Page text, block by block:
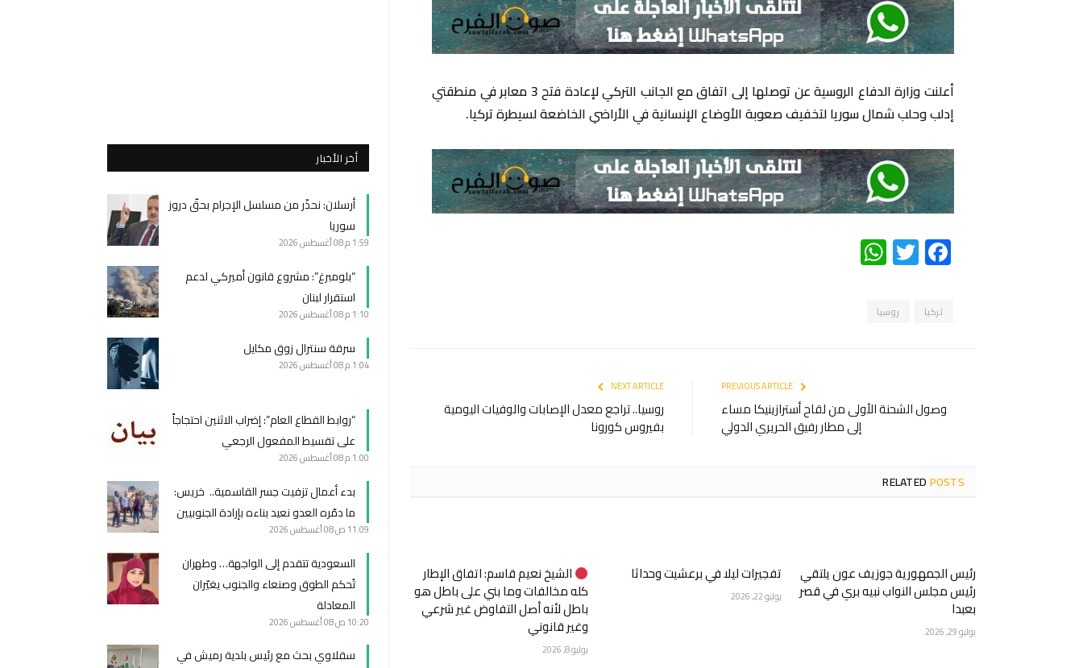
أعلنت وزارة الدفاع الروسية عن توصلها إلى اتفاق مع الجانب التركي لإعادة فتح 3 معابر في منطقتي
إدلب وحلب شمال سوريا لتخفيف صعوبة الأوضاع الإنسانية في الأراضي الخاضعة لسيطرة تركيا.
Facebook
Twitter
تركيا روسيا
وصول الشحنة الأولى من لقاح أسترازينيكا مساء
إلى مطار رفيق الحريري الدولي
NEXT ARTICLE
روسيا.. تراجع معدل الإصابات والوفيات اليومية
بفيروس كورونا
RELATEDPOSTS
رئيس الجمهورية جوزيف عون يلتقي
رئيس مجلس النواب نبيه بري في قصر
بعبدا
يوليو 29, 2026
تفجيرات ليلا في برعشيت وحداثا
يوليو 22, 2026
الشيخ نعيم قاسم: اتفاق الإطار
كله مخالفات وما بني على باطل هو
باطل لأنه أصل التفاوض غير شرعي
وغير قانوني
يوليو 8, 2026
أخر الأخبار
أرسلان: نحذّر من مسلسل الإجرام بحقّ دروز
سوريا
1:59 م 08 أغسطس 2026
“بلومبرغ”: مشروع قانون أميركي لدعم
استقرار لبنان
1:10 م 08 أغسطس 2026
سرقة سنترال زوق مكايل
1:04 م 08 أغسطس 2026
“روابط القطاع العام”: إضراب الاثنين احتجاجاً
على تقسيط المفعول الرجعي
1:00 م 08 أغسطس 2026
بدء أعمال تزفيت جسر القاسمية.. خريس:
ما دمّره العدو نعيد بناءه بإرادة الجنوبيين
11:09 ص 08 أغسطس 2026
السعودية تتقدم إلى الواجهة… وطهران
تُحكم الطوق وصنعاء والجنوب يغيّران
المعادلة
10:20 ص 08 أغسطس 2026
سقلاوي بحث مع رئيس بلدية رميش في